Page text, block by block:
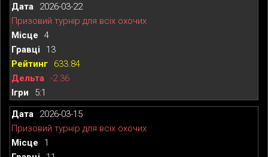
2026-03-22
Призовий турнір для всіх охочих
4
13
633.84
-2.36
5:1
2026-03-15
Призовий турнір для всіх охочих
1